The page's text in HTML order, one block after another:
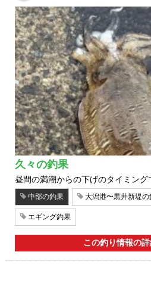
久々の釣果
昼間の満潮からの下げのタイミング
中部の釣果 大潟港〜黒井新堤の
エギング釣果
この釣り情報の